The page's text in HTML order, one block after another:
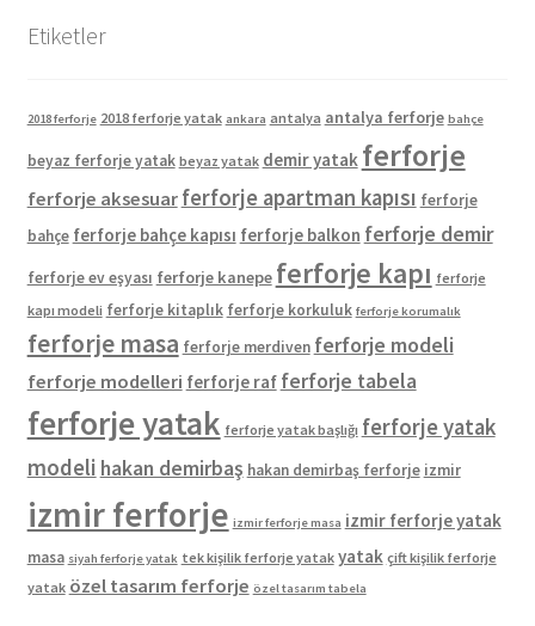
Etiketler
2018 ferforje 2018 ferforje yatak ankara antalya antalya ferforje bahçe
beyaz ferforje yatak beyaz yatak demir yatak ferforje
ferforje aksesuar ferforje apartman kapısı ferforje
bahçe ferforje bahçe kapısı ferforje balkon ferforje demir
ferforje ev eşyası ferforje kanepe ferforje kapı ferforje
kapı modeli ferforje kitaplık ferforje korkuluk ferforje korumalık
ferforje masa ferforje merdiven ferforje modeli
ferforje modelleri ferforje raf ferforje tabela
ferforje yatak ferforje yatak başlığı ferforje yatak
modeli hakan demirbaş hakan demirbaş ferforje izmir
izmir ferforje izmir ferforje masa izmir ferforje yatak
masa siyah ferforje yatak tek kişilik ferforje yatak yatak çift kişilik ferforje
yatak özel tasarım ferforje özel tasarım tabela